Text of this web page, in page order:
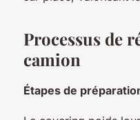
Processus de
camion
Étapes de